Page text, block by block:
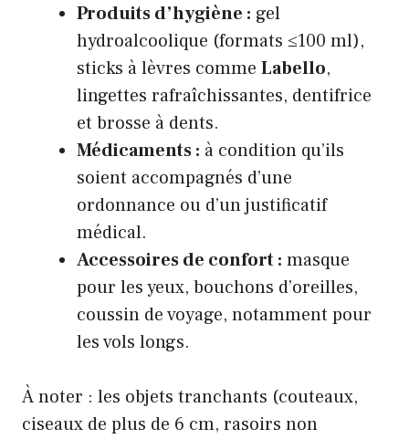
Produits d’hygiène : gel
hydroalcoolique (formats ≤100 ml),
sticks à lèvres comme Labello,
lingettes rafraîchissantes, dentifrice
et brosse à dents.
Médicaments : à condition qu’ils
soient accompagnés d’une
ordonnance ou d’un justificatif
médical.
Accessoires de confort : masque
pour les yeux, bouchons d’oreilles,
coussin de voyage, notamment pour
les vols longs.
À noter : les objets tranchants (couteaux,
ciseaux de plus de 6 cm, rasoirs non